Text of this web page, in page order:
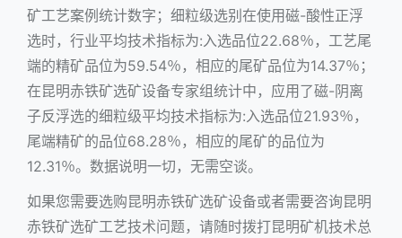
矿工艺案例统计数字；细粒级选别在使用磁-酸性正浮
选时，行业平均技术指标为:入选品位22.68％，工艺尾
端的精矿品位为59.54％，相应的尾矿品位为14.37％；
在昆明赤铁矿选矿设备专家组统计中，应用了磁-阴离
子反浮选的细粒级平均技术指标为:入选品位21.93％，
尾端精矿的品位68.28％，相应的尾矿的品位为
12.31％。数据说明一切，无需空谈。
如果您需要选购昆明赤铁矿选矿设备或者需要咨询昆明
赤铁矿选矿工艺技术问题，请随时拨打昆明矿机技术总